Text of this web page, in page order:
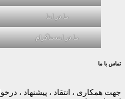
ما در ایتا
ما در اینستاگرام
تماس با ما
جهت همکاری ، انتقاد ، پیشنهاد ،